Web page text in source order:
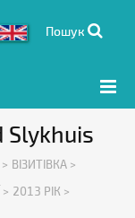
Пошук
Slykhuis
ВІЗИТІВКА >
2013 РІК >